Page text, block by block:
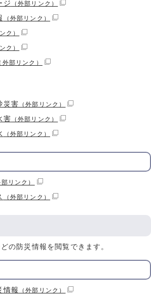
ジ （外部リンク）
（外部リンク）
ク）
ク）
外部リンク）
災害 （外部リンク）
害 （外部リンク）
（外部リンク）
部リンク）
（外部リンク）
の防災情報を閲覧できます。
報 （外部リンク）